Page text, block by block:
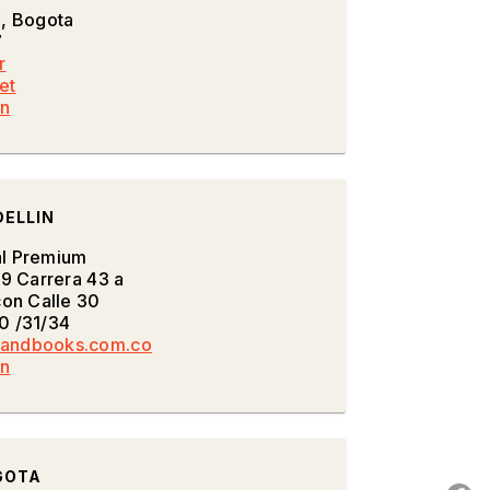
Bogota
Premium
Carrera 43 a
Calle 30
/31/34